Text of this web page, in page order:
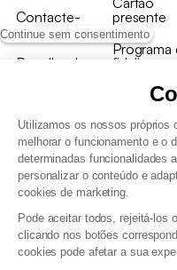
Continue sem consentimento
Utilizamos os nossos próprios
melhorar o funcionamento e o
determinadas funcionalidades
personalizar o conteúdo e
cookies de marketing.
Pode aceitar todos, rejeitá-los
clicando nos botões
cookies pode afetar a sua
Contacte-
nos
Recolha de
presente
Programa
fidelizaçao
Termos e Condições
Gestão de dados
Termos e
Declaração